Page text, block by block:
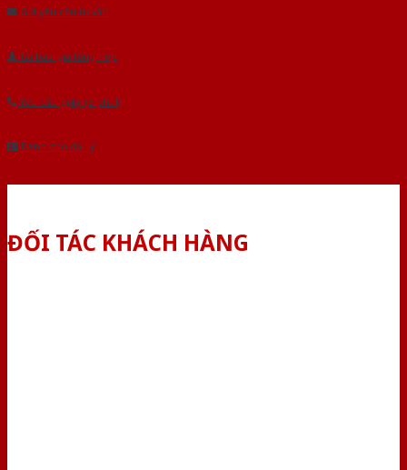
Gửi yêu cầu tư vấn
Tải báo giá tổng hợp
Yêu cầu gọi lại (3 phút)
Dành cho đại lý
ĐỐI TÁC KHÁCH HÀNG